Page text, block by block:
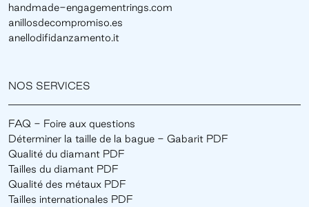
handmade-engagementrings.com
anillosdecompromiso.es
anellodifidanzamento.it
NOS SERVICES
FAQ - Foire aux questions
Déterminer la taille de la bague - Gabarit PDF
Qualité du diamant PDF
Tailles du diamant PDF
Qualité des métaux PDF
Tailles internationales PDF